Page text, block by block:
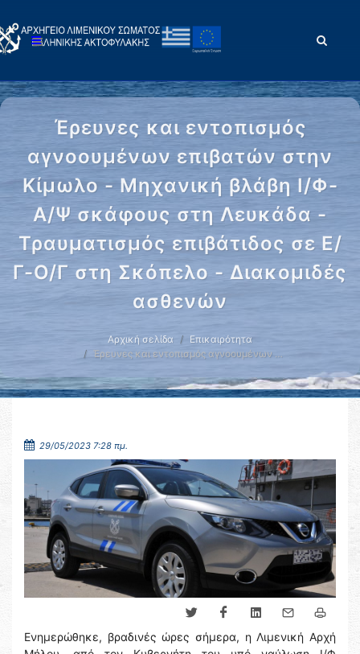
Έρευνες και εντοπισμός
αγνοουμένων επιβατών στην
Κίμωλο - Μηχανική βλάβη Ι/Φ-
Α/Ψ σκάφους στη Λευκάδα -
Τραυματισμός επιβάτιδος σε Ε/
Γ-Ο/Γ στη Σκόπελο - Διακομιδές
ασθενών
Αρχική σελίδα
Επικαιρότητα
Έρευνες και εντοπισμός αγνοουμένων …
29/05/2023 7:28 πμ.
Ενημερώθηκε, βραδινές ώρες σήμερα, η Λιμενική Αρχή